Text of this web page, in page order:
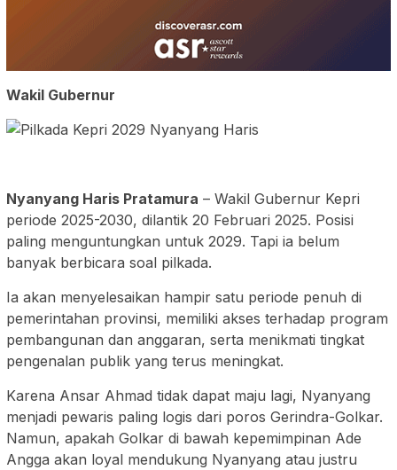
Wakil Gubernur
Nyanyang Haris Pratamura – Wakil Gubernur Kepri
periode 2025-2030, dilantik 20 Februari 2025. Posisi
paling menguntungkan untuk 2029. Tapi ia belum
banyak berbicara soal pilkada.
Ia akan menyelesaikan hampir satu periode penuh di
pemerintahan provinsi, memiliki akses terhadap program
pembangunan dan anggaran, serta menikmati tingkat
pengenalan publik yang terus meningkat.
Karena Ansar Ahmad tidak dapat maju lagi, Nyanyang
menjadi pewaris paling logis dari poros Gerindra-Golkar.
Namun, apakah Golkar di bawah kepemimpinan Ade
Angga akan loyal mendukung Nyanyang atau justru